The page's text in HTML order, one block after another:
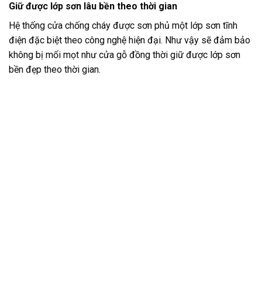
Giữ được lớp sơn lâu bền theo thời gian
Hệ thống cửa chống cháy được sơn phủ một lớp sơn tĩnh
điện đặc biệt theo công nghệ hiện đại. Như vậy sẽ đảm bảo
không bị mối mọt như cửa gỗ đồng thời giữ được lớp sơn
bền đẹp theo thời gian.